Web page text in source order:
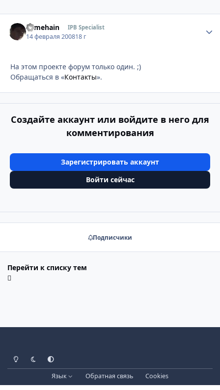
somehain IPB Specialist
14 февраля 200818 г
На этом проекте форум только один. ;)
Обращаться в «Контакты».
Создайте аккаунт или войдите в него для
комментирования
Зарегистрировать аккаунт
Войти сейчас
Подписчики
Перейти к списку тем
Светлый режим
Тёмный режим
Системные настройки
Язык Обратная связь
Cookies
Лицензия зарегистрирована на IPBSkins.ru